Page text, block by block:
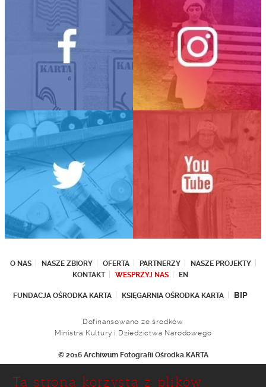
O NAS NASZE ZBIORY OFERTA PARTNERZY
NASZE PROJEKTY
KONTAKT
WESPRZYJ NAS EN
FUNDACJA OŚRODKA KARTA KSIĘGARNIA OŚRODKA KARTA BIP
Dofinansowano ze środków
Ministra Kultury i Dziedzictwa Narodowego
© 2016 Archiwum Fotografii Ośrodka KARTA
Ul. Narbutta 29
Ta strona korzysta z plików